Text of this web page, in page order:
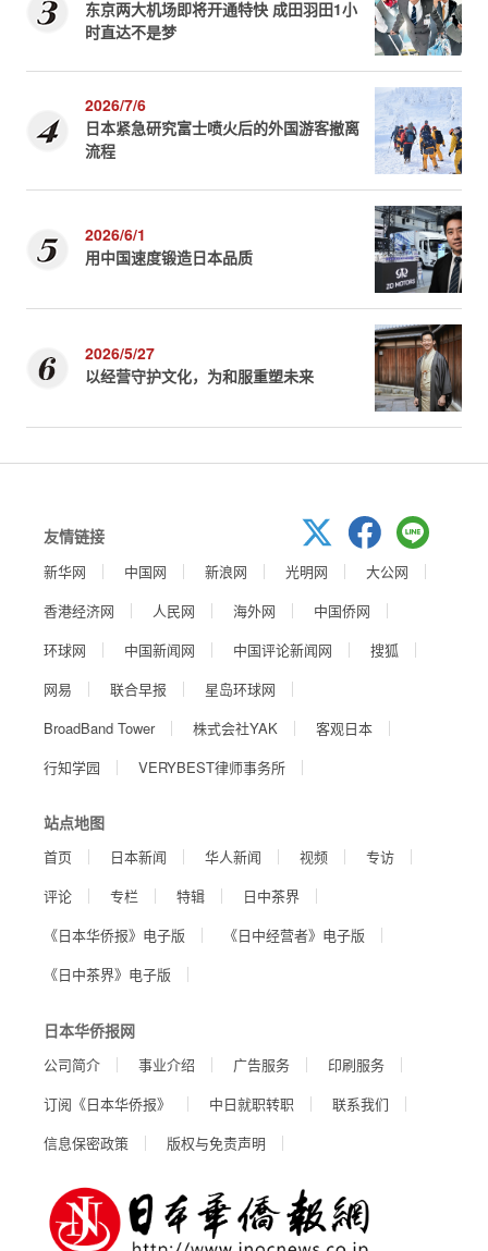
东京两大机场即将开通特快 成田羽田1小
时直达不是梦
2026/7/6
日本紧急研究富士喷火后的外国游客撤离
流程
2026/6/1
用中国速度锻造日本品质
2026/5/27
以经营守护文化，为和服重塑未来
友情链接
新华网 中国网 新浪网 光明网
大公网
香港经济网
人民网 海外网
中国侨网
环球网
中国新闻网 中国评论新闻网
搜狐
网易
联合早报
星岛环球网
BroadBand Tower
株式会社YAK
客观日本
行知学园
VERYBEST律师事务所
站点地图
首页 日本新闻 华人新闻 视频
专访
评论
专栏 特辑
日中茶界
《日本华侨报》电子版
《日中经营者》电子版
《日中茶界》电子版
日本华侨报网
公司简介 事业介绍 广告服务
印刷服务
订阅《日本华侨报》
中日就职转职
联系我们
信息保密政策
版权与免责声明